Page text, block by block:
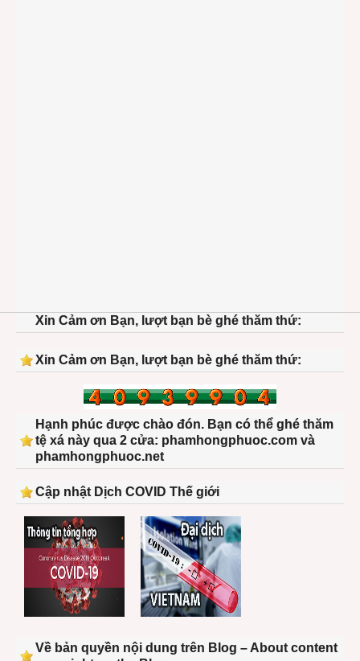
Xin Cảm ơn Bạn, lượt bạn bè ghé thăm thứ:
Xin Cảm ơn Bạn, lượt bạn bè ghé thăm thứ:
Hạnh phúc được chào đón. Bạn có thể ghé thăm
tệ xá này qua 2 cửa: phamhongphuoc.com và
phamhongphuoc.net
Cập nhật Dịch COVID Thế giới
Về bản quyền nội dung trên Blog – About content